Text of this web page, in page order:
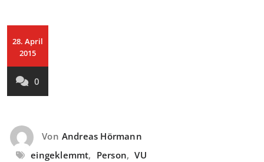
28. April
2015
0
Von Andreas Hörmann
eingeklemmt, Person, VU